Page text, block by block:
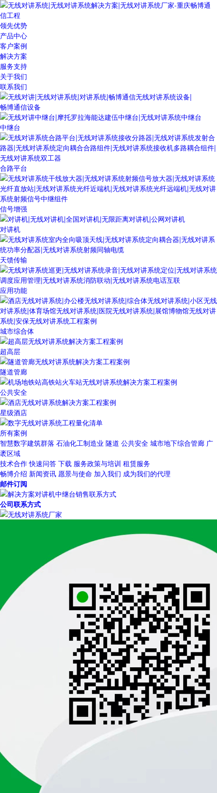
领先优势
产品中心
客户案例
解决方案
服务支持
关于我们
联系我们
畅博通信设备
中继台
合路平台
信号增强
对讲机
天馈传输
应用功能
城市综合体
超高层
隧道管廊
公共安全
星级酒店
所有案例
智慧数字建筑群落 石油化工制造业 隧道 公共安全 城市地下综合管廊 广
袤区域
技术合作 快速问答 下载 服务政策与培训 租赁服务
畅博介绍 新闻资讯 愿景与使命 加入我们 成为我们的代理
邮件订阅
公司联系方式